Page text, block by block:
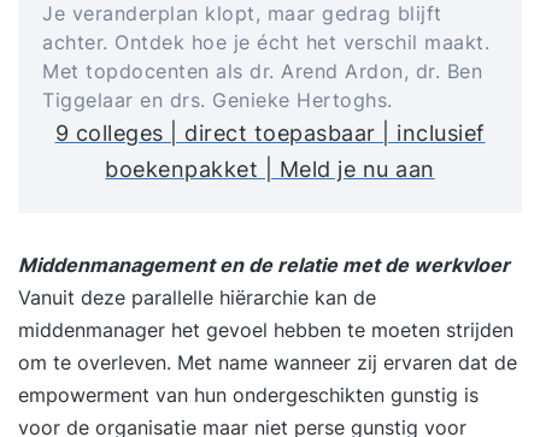
Je veranderplan klopt, maar gedrag blijft
achter. Ontdek hoe je écht het verschil maakt.
Met topdocenten als dr. Arend Ardon, dr. Ben
Tiggelaar en drs. Genieke Hertoghs.
9 colleges | direct toepasbaar | inclusief
boekenpakket | Meld je nu aan
Middenmanagement en de relatie met de werkvloer
Vanuit deze parallelle hiërarchie kan de
middenmanager het gevoel hebben te moeten strijden
om te overleven. Met name wanneer zij ervaren dat de
empowerment van hun ondergeschikten gunstig is
voor de organisatie maar niet perse gunstig voor